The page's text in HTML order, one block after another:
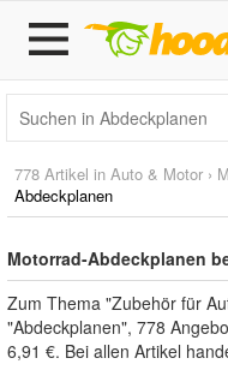
778 Artikel in Auto & Motor ›
Abdeckplanen
Motorrad-Abdeckplanen
Zum Thema "Zubehör für
"Abdeckplanen", 778
6,91 €. Bei allen Artikel